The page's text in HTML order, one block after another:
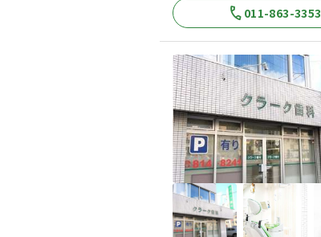
011-863-3353